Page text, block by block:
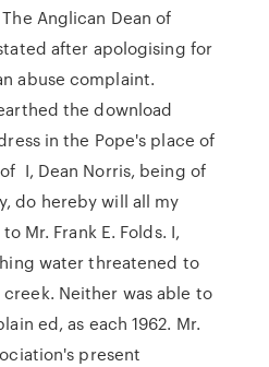
Anglican Dean of
after apologising for
abuse complaint.
the download
in the Pope's place of
I, Dean Norris, being of
do hereby will all my
Mr. Frank E. Folds. I,
water threatened to
Neither was able to
ed, as each 1962. Mr.
present